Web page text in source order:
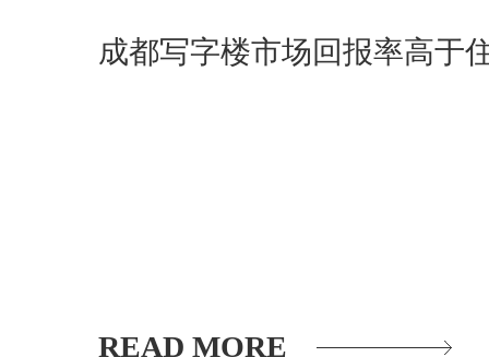
成都写字楼市场回报率高于
READ MORE